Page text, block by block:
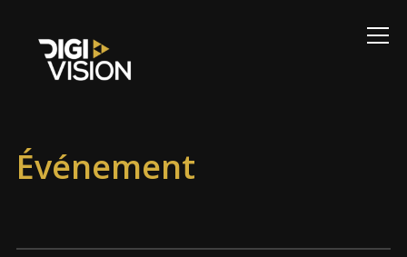
Info
Événement